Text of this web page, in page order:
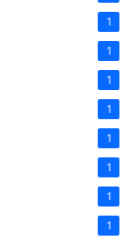
1
1
1
1
1
1
1
1